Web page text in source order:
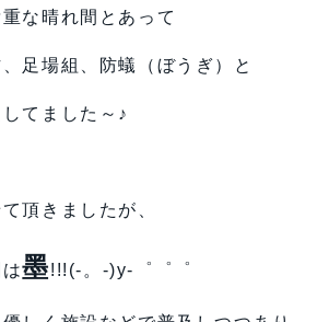
な晴れ間とあって
足場組、防蟻（ぼうぎ）と
てました～♪
頂きましたが、
墨!!!(-。-)y-゜゜゜